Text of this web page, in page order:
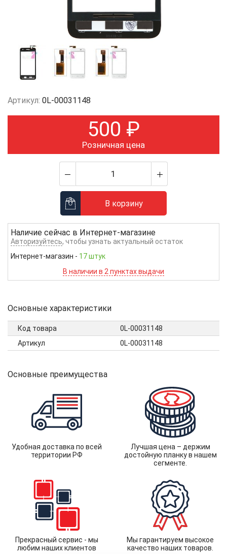
Артикул: 0L-00031148
500 ₽
Розничная цена
В корзину
Наличие сейчас в Интернет-магазине
Авторизуйтесь, чтобы узнать актуальный остаток
Интернет-магазин - 17 штук
В наличии в 2 пунктах выдачи
Основные характеристики
Код товара
0L-00031148
Артикул
0L-00031148
Основные преимущества
Удобная доставка по всей
территории РФ
Лучшая цена – держим
достойную планку в нашем
сегменте.
Прекрасный сервис - мы
любим наших клиентов
Мы гарантируем высокое
качество наших товаров.